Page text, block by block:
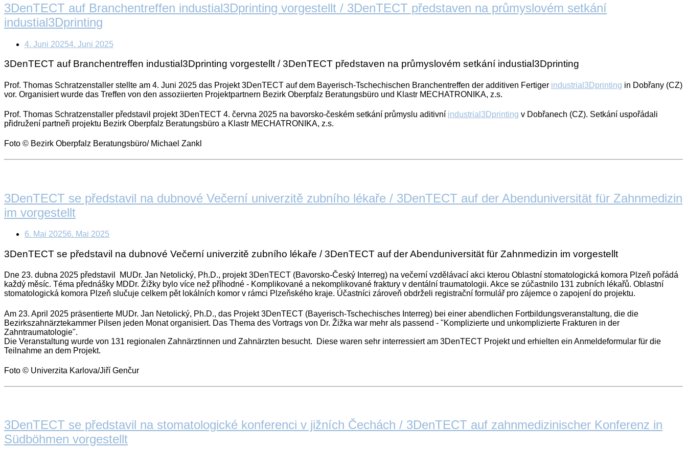
3DenTECT auf Branchentreffen industial3Dprinting vorgestellt / 3DenTECT představen na průmyslovém setkání
industial3Dprinting
4. Juni 20254. Juni 2025
3DenTECT auf Branchentreffen industial3Dprinting vorgestellt / 3DenTECT představen na průmyslovém setkání industial3Dprinting
Prof. Thomas Schratzenstaller stellte am 4. Juni 2025 das Projekt 3DenTECT auf dem Bayerisch-Tschechischen Branchentreffen der additiven Fertiger industrial3Dprinting in Dobřany (CZ)
vor. Organisiert wurde das Treffen von den assoziierten Projektpartnern Bezirk Oberpfalz Beratungsbüro und Klastr MECHATRONIKA, z.s.
Prof. Thomas Schratzenstaller představil projekt 3DenTECT 4. června 2025 na bavorsko-českém setkání průmyslu aditivní industrial3Dprinting v Dobřanech (CZ). Setkání uspořádali
přidružení partneři projektu Bezirk Oberpfalz Beratungsbüro a Klastr MECHATRONIKA, z.s.
Foto © Bezirk Oberpfalz Beratungsbüro/ Michael Zankl
3DenTECT se představil na dubnové Večerní univerzitě zubního lékaře / 3DenTECT auf der Abenduniversität für Zahnmedizin
im vorgestellt
6. Mai 20256. Mai 2025
3DenTECT se představil na dubnové Večerní univerzitě zubního lékaře / 3DenTECT auf der Abenduniversität für Zahnmedizin im vorgestellt
Dne 23. dubna 2025 představil MUDr. Jan Netolický, Ph.D., projekt 3DenTECT (Bavorsko-Český Interreg) na večerní vzdělávací akci kterou Oblastní stomatologická komora Plzeň pořádá
každý měsíc. Téma přednášky MDDr. Žižky bylo více než příhodné - Komplikované a nekomplikované fraktury v dentální traumatologii. Akce se zúčastnilo 131 zubních lékařů. Oblastní
stomatologická komora Plzeň slučuje celkem pět lokálních komor v rámci Plzeňského kraje. Účastníci zároveň obdrželi registrační formulář pro zájemce o zapojení do projektu.
Am 23. April 2025 präsentierte MUDr. Jan Netolický, Ph.D., das Projekt 3DenTECT (Bayerisch-Tschechisches Interreg) bei einer abendlichen Fortbildungsveranstaltung, die die
Bezirkszahnärztekammer Pilsen jeden Monat organisiert. Das Thema des Vortrags von Dr. Žižka war mehr als passend - "Komplizierte und unkomplizierte Frakturen in der
Zahntraumatologie".
Die Veranstaltung wurde von 131 regionalen Zahnärztinnen und Zahnärzten besucht. Diese waren sehr interressiert am 3DenTECT Projekt und erhielten ein Anmeldeformular für die
Teilnahme an dem Projekt.
Foto © Univerzita Karlova/Jiří Genčur
3DenTECT se představil na stomatologické konferenci v jižních Čechách / 3DenTECT auf zahnmedizinischer Konferenz in
Südböhmen vorgestellt